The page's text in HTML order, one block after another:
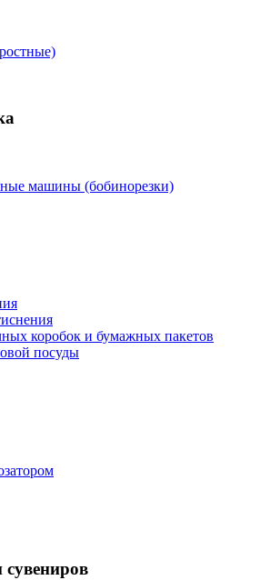
машины (бобинорезки)
коробок и бумажных пакетов
посуды